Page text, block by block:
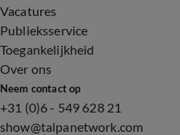
Vacatures
Publieksservice
Toegankelijkheid
Over ons
Neem contact op
+31 (0)6 - 549 628 21
show@talpanetwork.com